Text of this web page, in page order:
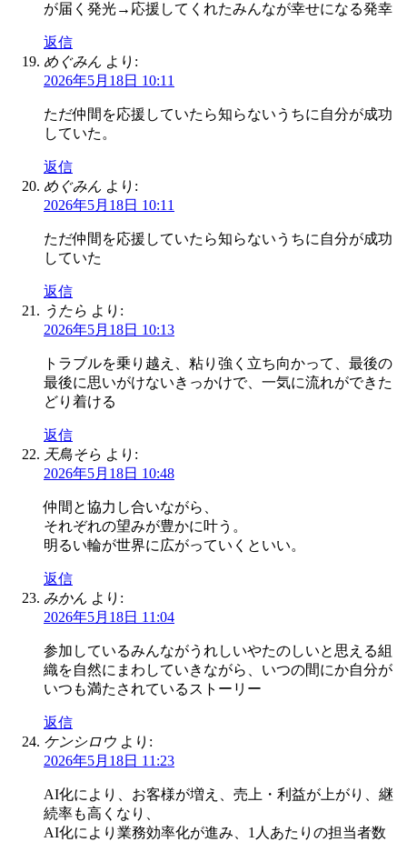
が届く発光→応援してくれたみんなが幸せになる発幸
返信
めぐみん より:
2026年5月18日 10:11
ただ仲間を応援していたら知らないうちに自分が成功
していた。
返信
めぐみん より:
2026年5月18日 10:11
ただ仲間を応援していたら知らないうちに自分が成功
していた
返信
うたら より:
2026年5月18日 10:13
トラブルを乗り越え、粘り強く立ち向かって、最後の
最後に思いがけないきっかけで、一気に流れができた
どり着ける
返信
天鳥そら より:
2026年5月18日 10:48
仲間と協力し合いながら、
それぞれの望みが豊かに叶う。
明るい輪が世界に広がっていくといい。
返信
みかん より:
2026年5月18日 11:04
参加しているみんながうれしいやたのしいと思える組
織を自然にまわしていきながら、いつの間にか自分が
いつも満たされているストーリー
返信
ケンシロウ より:
2026年5月18日 11:23
AI化により、お客様が増え、売上・利益が上がり、継
続率も高くなり、
AI化により業務効率化が進み、1人あたりの担当者数